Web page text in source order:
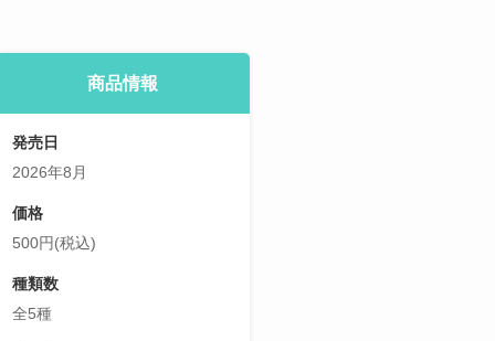
商品情報
発売日
2026年8月
価格
500円(税込)
種類数
全5種